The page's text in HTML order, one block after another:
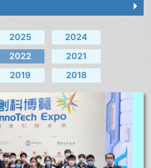
2025
2024
2022
2021
2019 2018